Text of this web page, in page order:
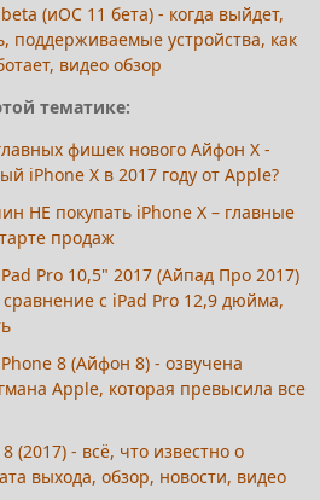
(иОС 11 бета) - когда выйдет,
поддерживаемые устройства, как
видео обзор
тематике:
фишек нового Айфон Х -
iPhone X в 2017 году от Apple?
НЕ покупать iPhone X – главные
продаж
Pro 10,5" 2017 (Айпад Про 2017)
с iPad Pro 12,9 дюйма,
8 (Айфон 8) - озвучена
Apple, которая превысила все
(2017) - всё, что известно о
выхода, обзор, новости, видео